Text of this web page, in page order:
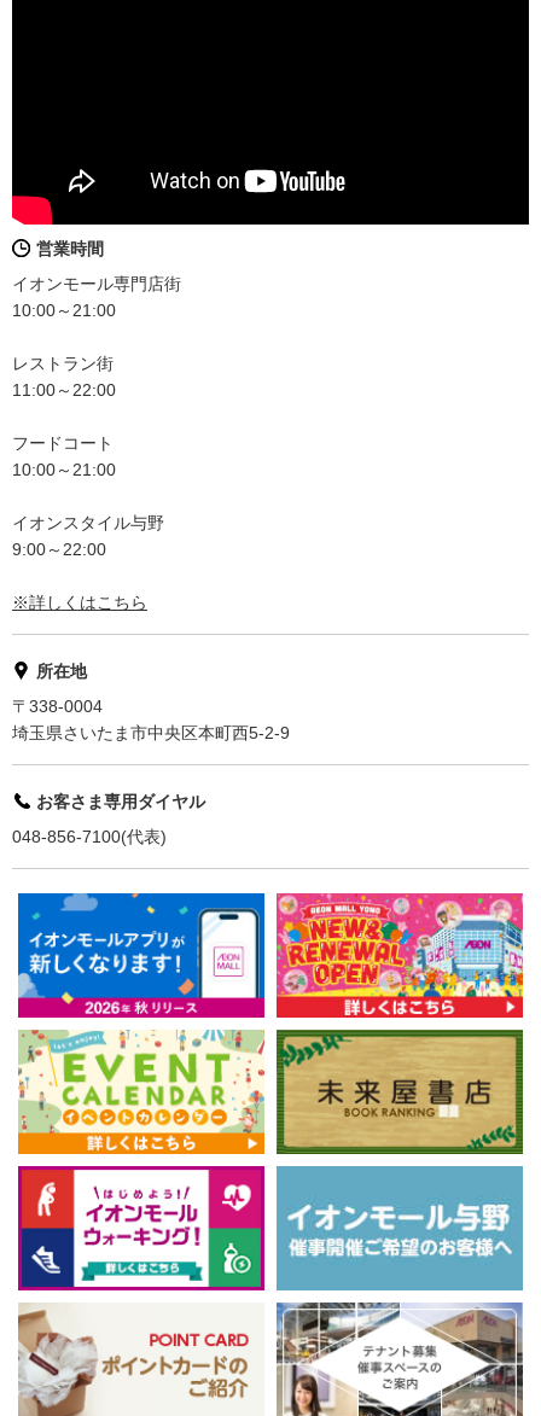
営業時間
イオンモール専門店街
10:00～21:00
レストラン街
11:00～22:00
フードコート
10:00～21:00
イオンスタイル与野
9:00～22:00
※詳しくはこちら
所在地
〒338-0004
埼玉県さいたま市中央区本町西5-2-9
お客さま専用ダイヤル
048-856-7100(代表)